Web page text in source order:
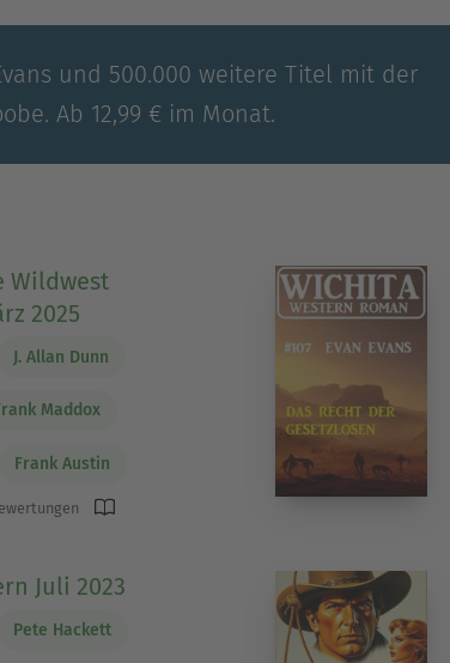
und 500.000 weitere Titel mit der
Ab 12,99 € im Monat.
Wildwest
2025
J. Allan Dunn
Maddox
Frank Austin
Juli 2023
Pete Hackett